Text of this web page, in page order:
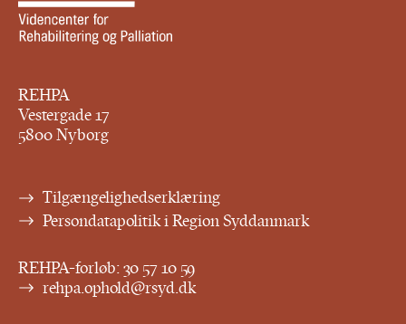
REHPA
Vestergade 17
5800 Nyborg
Tilgængelighedserklæring
Persondatapolitik i Region Syddanmark
REHPA-forløb:30 57 10 59
rehpa.ophold@rsyd.dk